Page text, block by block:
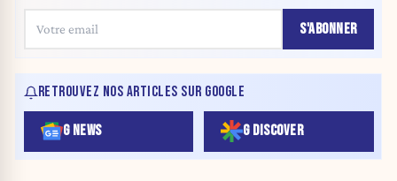
S'ABONNER
RETROUVEZ NOS ARTICLES SUR GOOGLE
G NEWS G DISCOVER